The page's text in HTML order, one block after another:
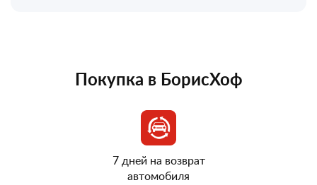
Покупка в БорисХоф
7 дней на возврат
автомобиля